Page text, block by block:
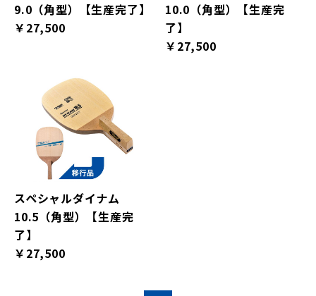
9.0（角型）【生産完了】
￥27,500
10.0（角型）【生産完
了】
￥27,500
スペシャルダイナム
10.5（角型）【生産完
了】
￥27,500